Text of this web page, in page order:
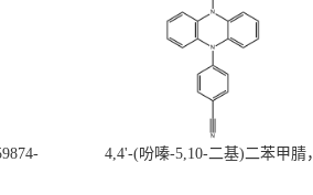
4,4'-(吩嗪-5,10-二基)二苯甲腈